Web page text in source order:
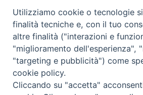
Calendario
<< Ago 2026
l m m g v
27
28
Utilizziamo cookie o tecnologie
finalità tecniche e, con il tuo
altre finalità ("interazioni e
"miglioramento dell'esperienza",
"targeting e pubblicità") come
cookie policy.
Cliccando su "accetta"